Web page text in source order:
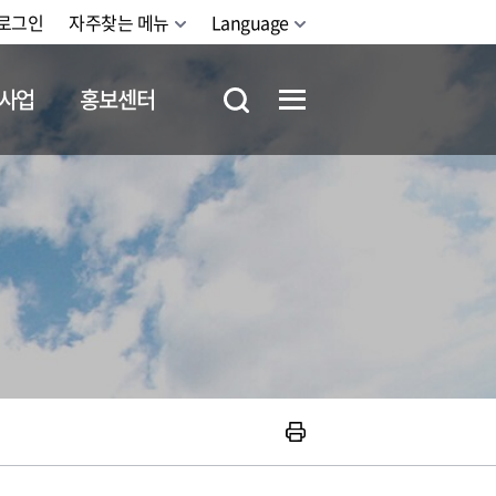
그인 자주찾는 메뉴 Language
업 홍보센터